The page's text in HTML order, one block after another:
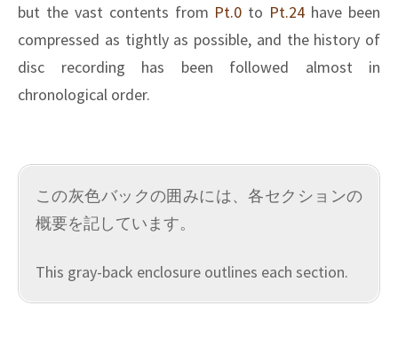
but the vast contents from Pt.0 to Pt.24 have been
compressed as tightly as possible, and the history of
disc recording has been followed almost in
chronological order.
この灰色バックの囲みには、各セクションの
概要を記しています。
This gray-back enclosure outlines each section.